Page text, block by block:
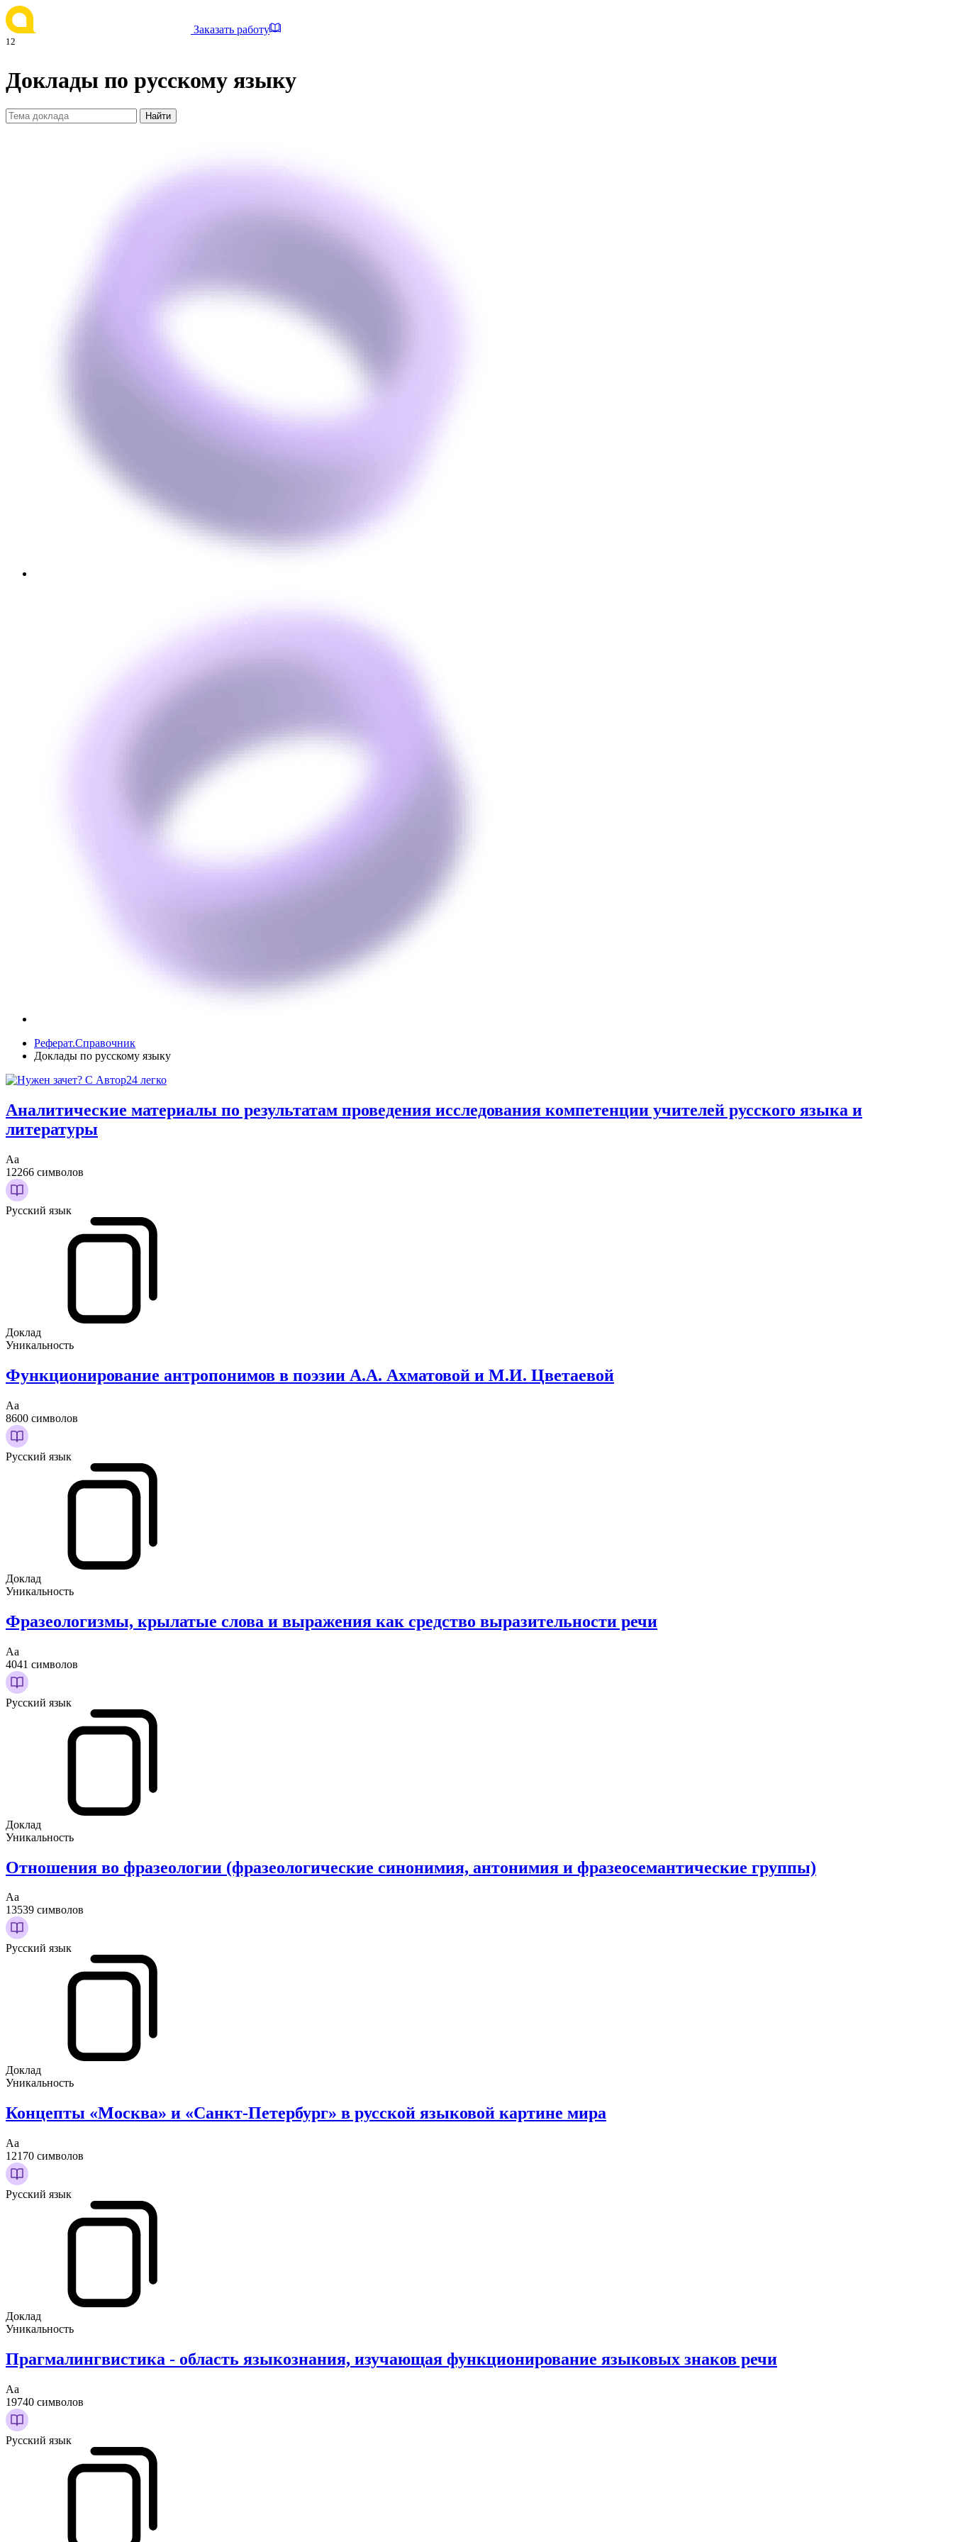
Заказать работу
12
Доклады по русскому языку
Найти
Реферат.Справочник
Доклады по русскому языку
Аналитические материалы по результатам проведения исследования компетенции учителей русского языка и
литературы
Аа
12266 символов
Русский язык
Доклад
Уникальность
Функционирование антропонимов в поэзии А.А. Ахматовой и М.И. Цветаевой
Аа
8600 символов
Русский язык
Доклад
Уникальность
Фразеологизмы, крылатые слова и выражения как средство выразительности речи
Аа
4041 символов
Русский язык
Доклад
Уникальность
Отношения во фразеологии (фразеологические синонимия, антонимия и фразеосемантические группы)
Аа
13539 символов
Русский язык
Доклад
Уникальность
Концепты «Москва» и «Санкт-Петербург» в русской языковой картине мира
Аа
12170 символов
Русский язык
Доклад
Уникальность
Прагмалингвистика - область языкознания, изучающая функционирование языковых знаков речи
Аа
19740 символов
Русский язык